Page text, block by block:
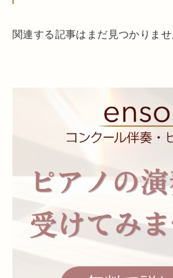
関連する記事はまだ見つかりませ